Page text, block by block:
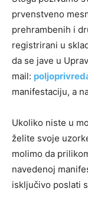
prvenstveno
prehrambenih i
registrirani u
da se jave u
mail:
manifestaciju, a
Ukoliko niste u
želite svoje
molimo da
navedenoj
isključivo poslati